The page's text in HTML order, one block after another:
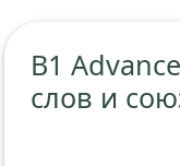
B1
слов и